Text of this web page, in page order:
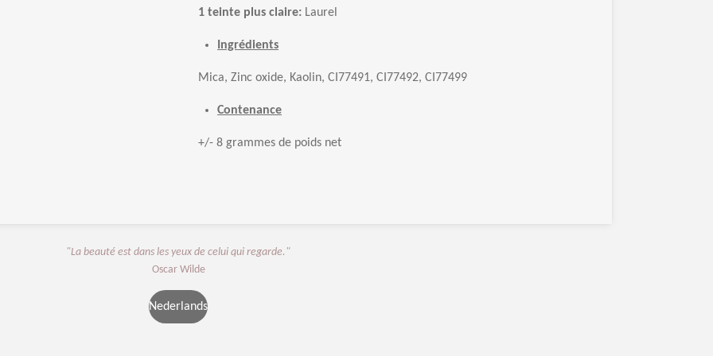
1 teinte plus claire: Laurel
Ingrédients
Mica, Zinc oxide, Kaolin, CI77491, CI77492, CI77499
Contenance
+/- 8 grammes de poids net
"La beauté est dans les yeux de celui qui regarde."
Oscar Wilde
Nederlands